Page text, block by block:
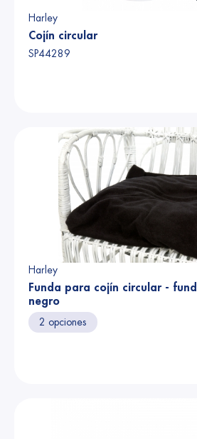
Harley
Cojín circular
SP44289
Harley
Funda para cojín circular -
negro
2 opciones